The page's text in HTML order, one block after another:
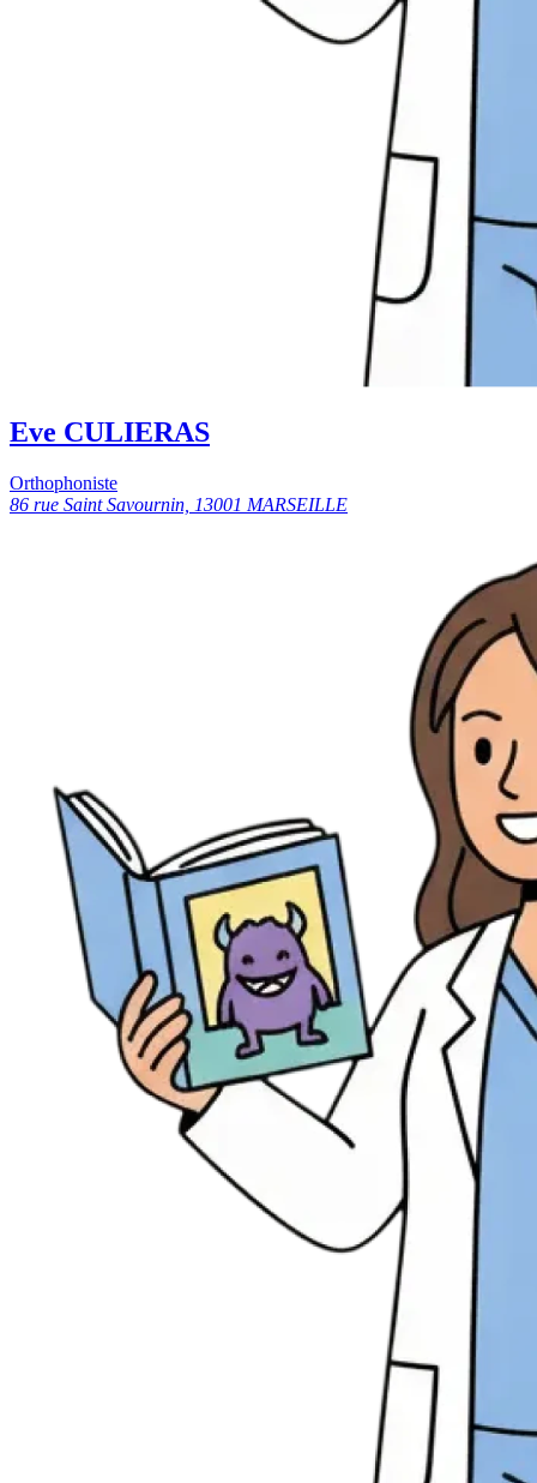
Eve CULIERAS
Orthophoniste
86 rue Saint Savournin, 13001 MARSEILLE